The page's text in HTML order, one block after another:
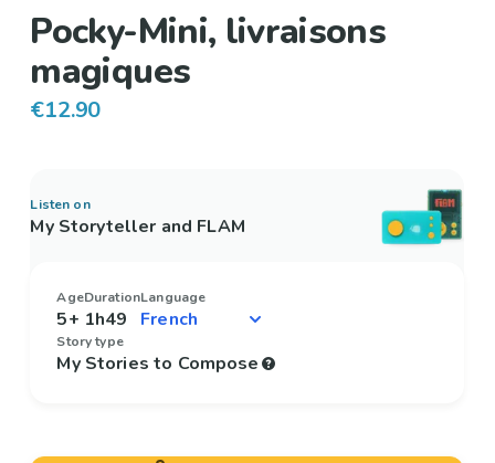
Pocky-Mini, livraisons
magiques
€12.90
Listen on
My Storyteller and FLAM
Age
5+
Duration
1h49
Language
Story type
My Stories to Compose